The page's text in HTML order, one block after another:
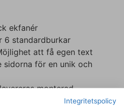
ekfanér
6 standardburkar
att få egen text
sidorna för en unik och
monterad.
levereras obehandlad
Integritetspolicy